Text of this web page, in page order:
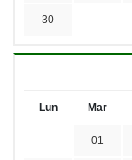
30
Lun Mar
01